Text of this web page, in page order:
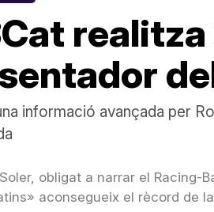
informació avançada per
obligat a narrar el Racing-
aconsegueix el rècord de